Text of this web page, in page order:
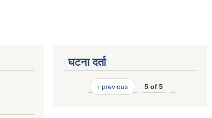
घटना दर्ता
‹ previous 5 of 5